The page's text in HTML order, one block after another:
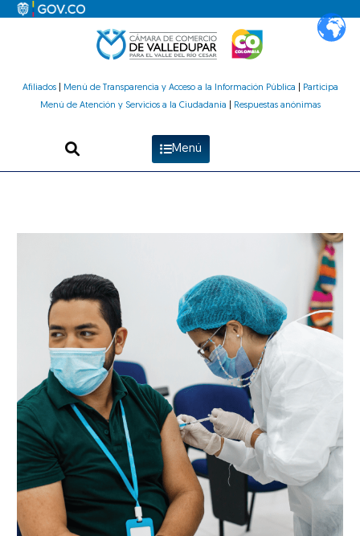
Afiliados| Menú de Transparencia y Acceso a la Información Pública
Participa
Menú de Atención y Servicios a la Ciudadanía
Respuestas anónimas
Menú